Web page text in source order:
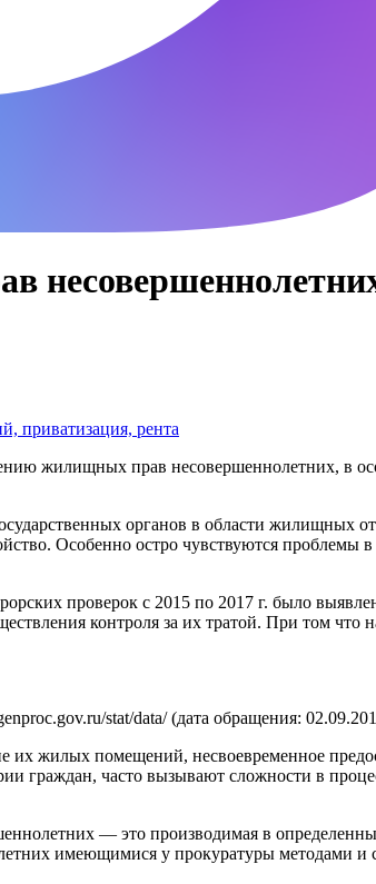
приватизация, рента
жилищных прав несовершеннолетних, в
органов в области
Особенно остро чувствуются
проверок с 2015 по 2017 г. было
контроля за их тратой. При том что
stat/data/ (дата обращения:
жилых помещений, несвоевременное
граждан, часто вызывают сложности в
— это производимая в
имеющимися у прокуратуры методами и